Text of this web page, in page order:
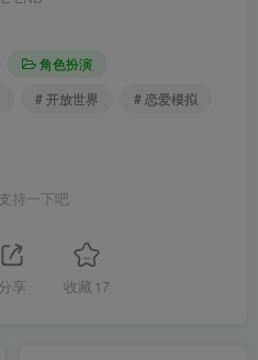
角色扮演
# 开放世界
# 恋爱模拟
持一下吧
分享 收藏 17